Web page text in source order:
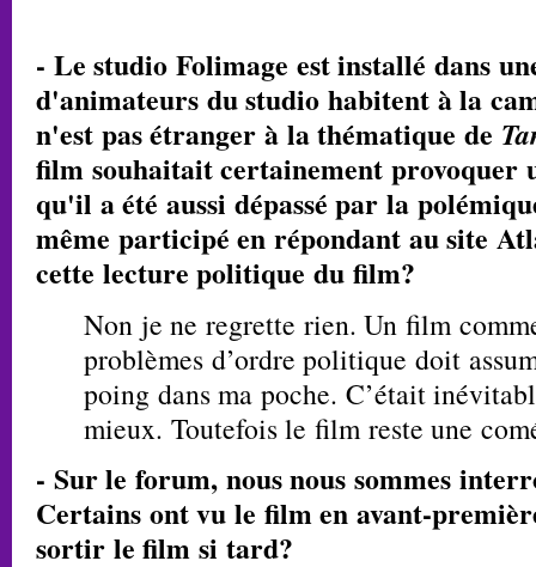
- Le studio Folimage est installé dans
d'animateurs du studio habitent à la
n'est pas étranger à la thématique de
film souhaitait certainement provoquer
qu'il a été aussi dépassé par la
même participé en répondant au site
cette lecture politique du film?
Non je ne regrette rien. Un film
problèmes d’ordre politique doit
poing dans ma poche. C’était
mieux. Toutefois le film reste une
- Sur le forum, nous nous sommes
Certains ont vu le film en avant-
sortir le film si tard?